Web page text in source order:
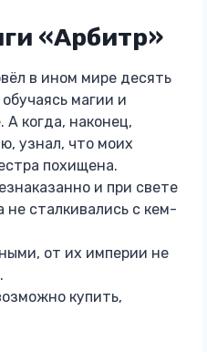
«Арбитр»
в ином мире десять
магии и
А когда, наконец,
узнал, что моих
похищена.
и при свете
не сталкивались с кем-
от их империи не
купить,